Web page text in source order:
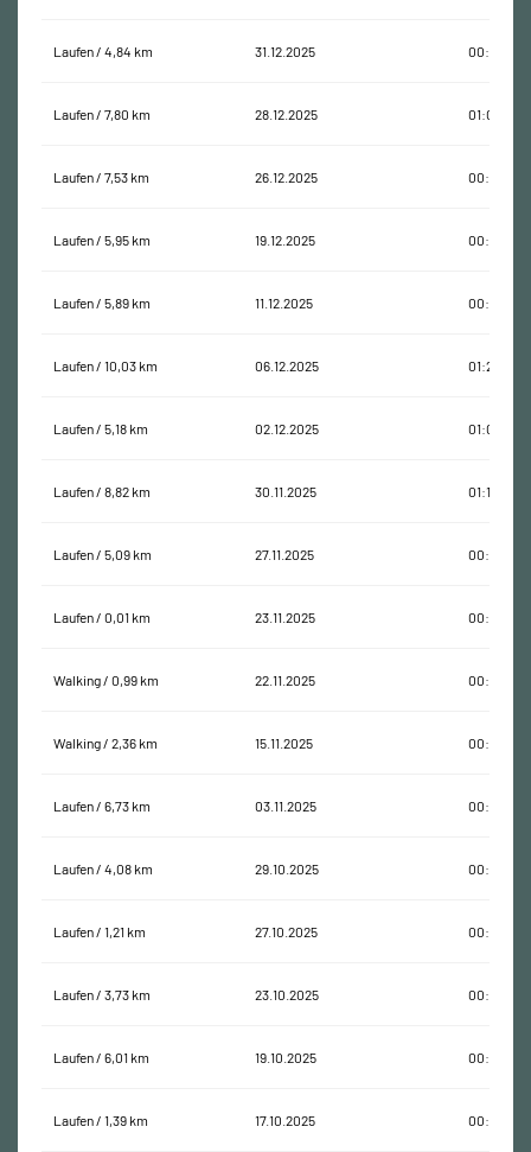
Laufen / 4,84 km 31.12.2025 00:37:11
Laufen / 7,80 km 28.12.2025 01:00:44
Laufen / 7,53 km 26.12.2025 00:56:42
Laufen / 5,95 km 19.12.2025 00:44:57
Laufen / 5,89 km 11.12.2025 00:49:20
Laufen / 10,03 km 06.12.2025 01:26:19
Laufen / 5,18 km 02.12.2025 01:00:20
Laufen / 8,82 km 30.11.2025 01:11:38
Laufen / 5,09 km 27.11.2025 00:44:24
Laufen / 0,01 km 23.11.2025 00:00:35
Walking / 0,99 km 22.11.2025 00:21:34
Walking / 2,36 km 15.11.2025 00:42:38
Laufen / 6,73 km 03.11.2025 00:54:40
Laufen / 4,08 km 29.10.2025 00:37:21
Laufen / 1,21 km 27.10.2025 00:06:53
Laufen / 3,73 km 23.10.2025 00:32:04
Laufen / 6,01 km 19.10.2025 00:39:54
Laufen / 1,39 km 17.10.2025 00:11:56